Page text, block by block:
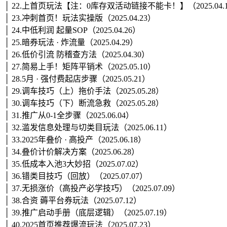
│ 22.上首页玩法【注：0库存双活动链接不能卡！】（
│ 23.冲刺首页！玩法实操版（2025.04.23）
│ 24.中低利润 起量SOP（2025.04.26）
│ 25.暗券玩法 · 炸流量（2025.04.29）
│ 26.低价引流 防稽查方法（2025.04.30）
│ 27.简易上手！矩阵平销术（2025.05.10）
│ 28.5月 · 强付费起店步骤（2025.05.21）
│ 29.调车技巧（上）拖价手法（2025.05.28）
│ 30.调车技巧（下）断流急救（2025.05.28）
│ 31.推广从0-1全步骤（2025.06.04）
│ 32.滥发信息处理与切类目玩法（2025.06.11）
│ 33.2025年叠价 · 高投产（2025.06.18）
│ 34.叠价计价解决方案（2025.06.28）
│ 35.低成本入池3大妙招（2025.07.02）
│ 36.错类目技巧（回放）（2025.07.07）
│ 37.无损涨价（高投产必学技巧）（2025.07.09）
│ 38.合资 薅平台券玩法（2025.07.12）
│ 39.推广启动手册（底层逻辑）（2025.07.19）
│ 40.2025首页推荐爆流玩法（2025.07.23）